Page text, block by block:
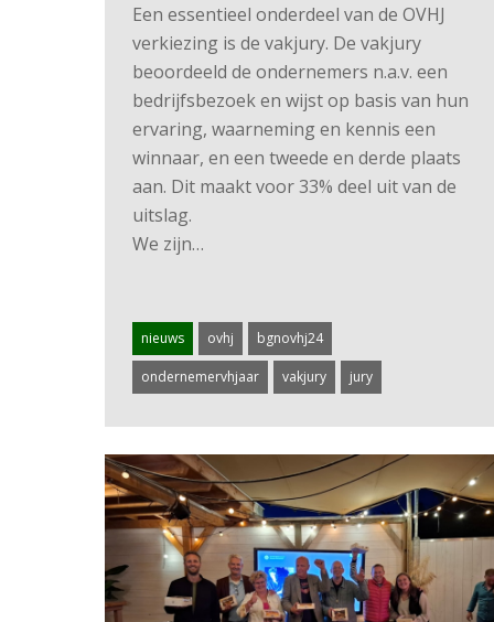
Een essentieel onderdeel van de OVHJ
verkiezing is de vakjury. De vakjury
beoordeeld de ondernemers n.a.v. een
bedrijfsbezoek en wijst op basis van hun
ervaring, waarneming en kennis een
winnaar, en een tweede en derde plaats
aan. Dit maakt voor 33% deel uit van de
uitslag.
We zijn…
nieuws ovhj bgnovhj24
ondernemervhjaar vakjury jury